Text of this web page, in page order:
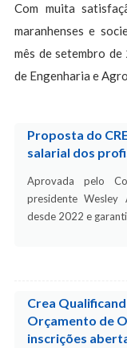
Com muita
maranhenses e
mês de setembro
de Engenharia e
Proposta do
salarial dos
Aprovada pelo
presidente Wesley
desde 2022 e
Crea
Orçamento de
inscrições